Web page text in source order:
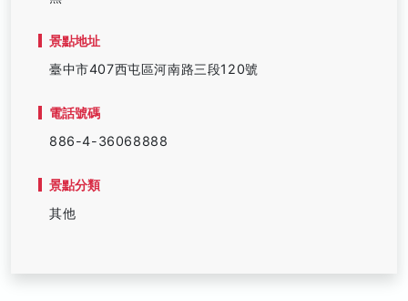
景點地址
臺中市407西屯區河南路三段120號
電話號碼
886-4-36068888
景點分類
其他